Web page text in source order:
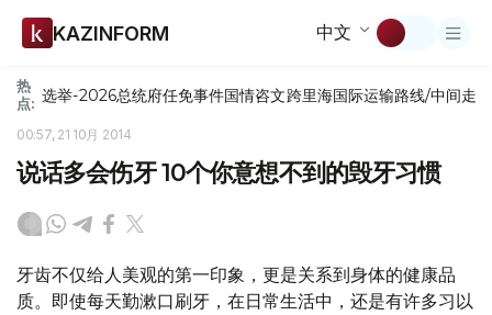
KAZINFORM 中文
热
点: 选举-2026总统府任免事件国情咨文跨里海国际运输路线/中间走廊
00:57, 21 10月 2014
说话多会伤牙 10个你意想不到的毁牙习惯
牙齿不仅给人美观的第一印象，更是关系到身体的健康品
质。即使每天勤漱口刷牙，在日常生活中，还是有许多习以